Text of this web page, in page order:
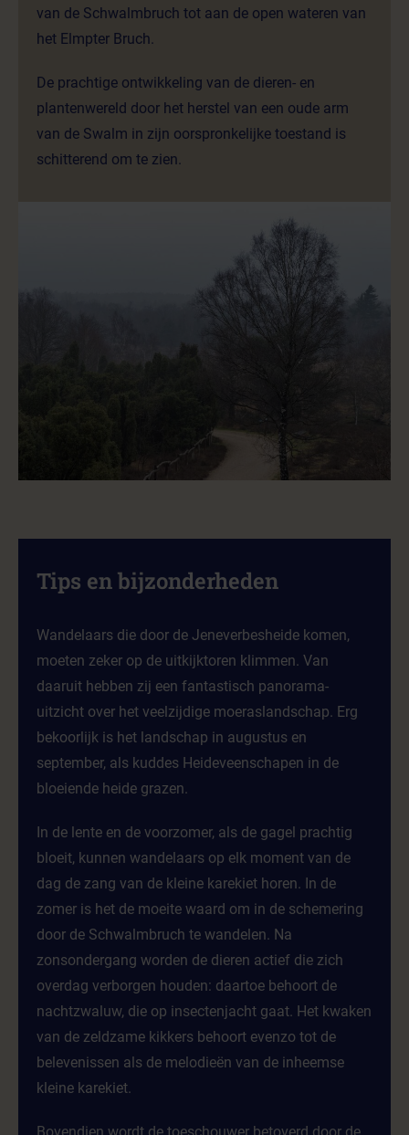
van de Schwalmbruch tot aan de open wateren van
het Elmpter Bruch.
De prachtige ontwikkeling van de dieren- en
plantenwereld door het herstel van een oude arm
van de Swalm in zijn oorspronkelijke toestand is
schitterend om te zien.
Tips en bijzonderheden
Wandelaars die door de Jeneverbesheide komen,
moeten zeker op de uitkijktoren klimmen. Van
daaruit hebben zij een fantastisch panorama-
uitzicht over het veelzijdige moeraslandschap. Erg
bekoorlijk is het landschap in augustus en
september, als kuddes Heideveenschapen in de
bloeiende heide grazen.
In de lente en de voorzomer, als de gagel prachtig
bloeit, kunnen wandelaars op elk moment van de
dag de zang van de kleine karekiet horen. In de
zomer is het de moeite waard om in de schemering
door de Schwalmbruch te wandelen. Na
zonsondergang worden de dieren actief die zich
overdag verborgen houden: daartoe behoort de
nachtzwaluw, die op insectenjacht gaat. Het kwaken
van de zeldzame kikkers behoort evenzo tot de
belevenissen als de melodieën van de inheemse
kleine karekiet.